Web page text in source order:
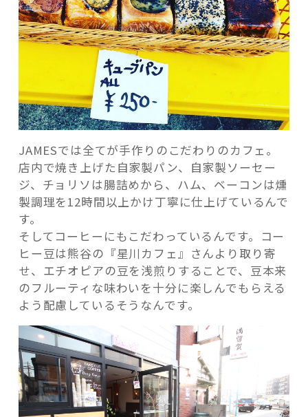
JAMESでは全てが手作りのこだわりのカフェ。
店内で焼き上げた自家製パン、自家製ソーセー
ジ、チョリソは腸詰めから、ハム、ベーコンは燻
製調理を12時間以上かけ丁寧に仕上げているんで
す。
そしてコーヒーにもこだわっているんです。コー
ヒー豆は熊谷の『星川カフェ』さんより取り寄
せ、エチオピアの豆を浅煎りすることで、豆本来
のフルーティな味わいを十分に楽しんでもらえる
よう配慮しているそうなんです。